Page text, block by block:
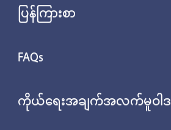
ပြန်ကြားစာ
FAQs
ကိုယ်ရေးအချက်အလက်မူဝါဒ